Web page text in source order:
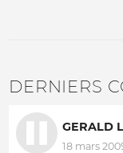
DERNIERS
GERALD
18 mars